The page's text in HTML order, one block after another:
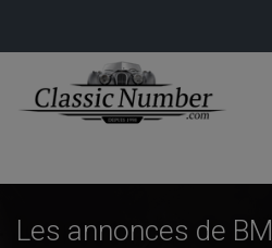
Les annonces de